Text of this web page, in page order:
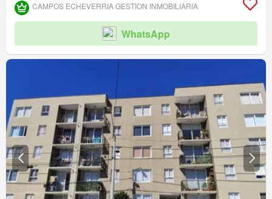
CAMPOS ECHEVERRIA GESTION INMOBILIARIA
WhatsApp